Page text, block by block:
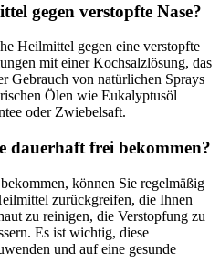
gegen verstopfte Nase?
Heilmittel gegen eine verstopfte
mit einer Kochsalzlösung, das
Gebrauch von natürlichen Sprays
Ölen wie Eukalyptusöl
oder Zwiebelsaft.
dauerhaft frei bekommen?
können Sie regelmäßig
zurückgreifen, die Ihnen
zu reinigen, die Verstopfung zu
Es ist wichtig, diese
und auf eine gesunde